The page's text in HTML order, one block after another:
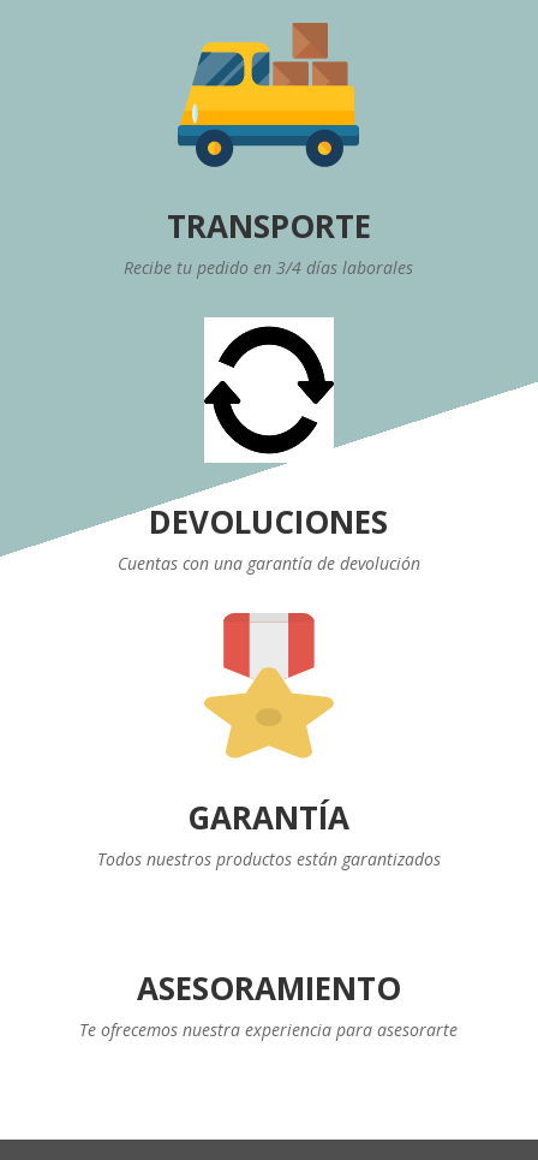
TRANSPORTE
Recibe tu pedido en 3/4 días laborales
DEVOLUCIONES
Cuentas con una garantía de devolución
GARANTÍA
Todos nuestros productos están garantizados
ASESORAMIENTO
Te ofrecemos nuestra experiencia para asesorarte